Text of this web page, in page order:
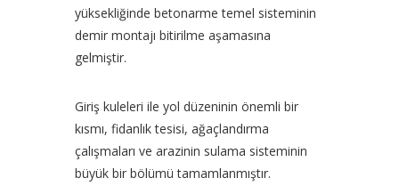
yüksekliğinde betonarme temel sisteminin
demir montajı bitirilme aşamasına
gelmiştir.
Giriş kuleleri ile yol düzeninin önemli bir
kısmı, fidanlık tesisi, ağaçlandırma
çalışmaları ve arazinin sulama sisteminin
büyük bir bölümü tamamlanmıştır.